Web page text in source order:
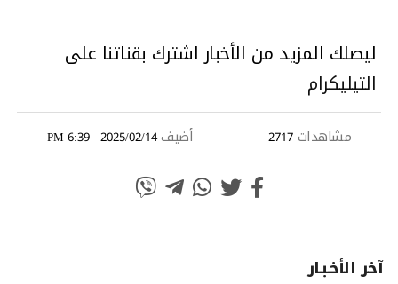
ليصلك المزيد من الأخبار اشترك بقناتنا على
التيليكرام
مشاهدات 2717 أضيف2025/02/14 - 6:39 PM
آخر الأخـبـار